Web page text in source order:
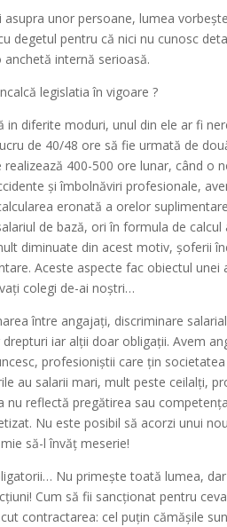
asupra unor persoane, lumea
degetul pentru că nici nu cunosc
internă serioasă.
legislatia în vigoare ?
in diferite moduri, unul din ele ar fi
de 40/48 ore să fie urmată de
400-500 ore lunar, când o
și îmbolnăviri profesionale,
eronată a orelor
de bază, ori în formula de
diminuate din acest motiv, șoferii
Aceste aspecte fac obiectul unei
colegi de-ai noștri…
între angajați, discriminare
iar alții doar obligații. Avem
profesioniștii care țin
au salarii mari, mult peste ceilalți,
nu reflectă pregătirea sau
Nu este posibil să acorzi unui
să-l învăț meserie!
Nu primește toată lumea,
Cum să fii sancționat pentru
contractarea: cel puțin cămășile